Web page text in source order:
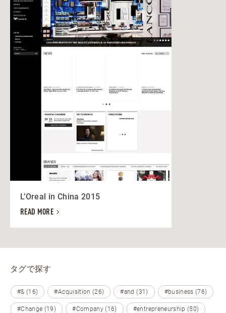
L’Oreal in China 2015
READ MORE
タグで探す
#& (16) #Acquisition (26) #and (31) #business (76)
#Change (19) #Company (16) #entrepreneurship (50)